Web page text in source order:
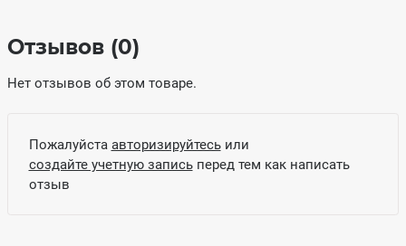
Отзывов (0)
Нет отзывов об этом товаре.
Пожалуйста авторизируйтесьили
создайте учетную записьперед тем как написать
отзыв